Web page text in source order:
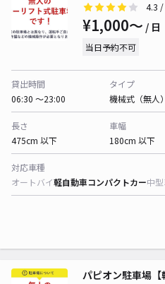
4.3 /
¥1,000〜 / 日
当日予約不可
貸出時間
06:30 〜23:00
タイプ
機械式（無人）
長さ
475cm 以下
車幅
180cm 以下
対応車種
オートバイ軽自動車コンパクトカー中
パピオン駐車場【